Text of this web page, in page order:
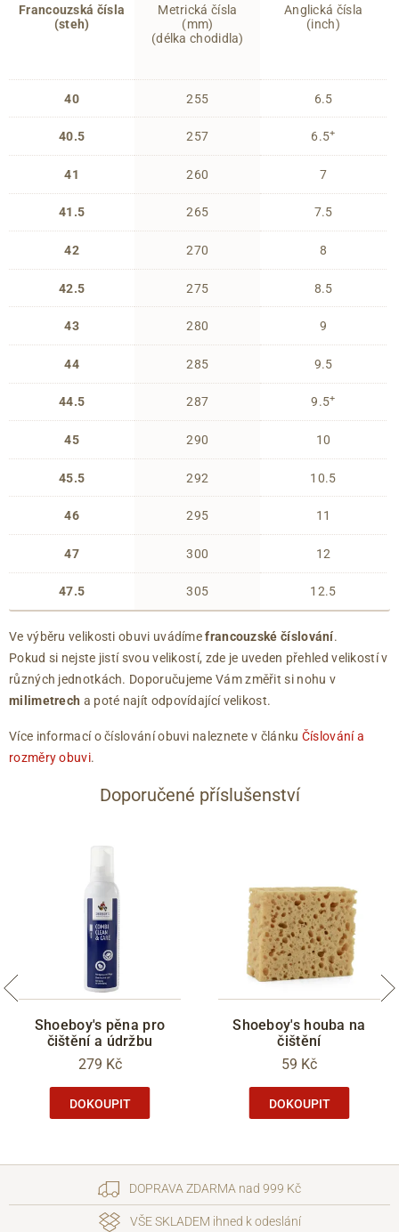
Francouzská čísla
(steh)
40
40.5
41
41.5
42
42.5
43
44
44.5
45
45.5
46
47
47.5
Metrická čísla
(mm)
(délka chodidla)
255
257
260
265
270
275
280
285
287
290
292
295
300
305
Anglická čísla
(inch)
6.5
6.5+
7
7.5
8
8.5
9
9.5
9.5+
10
10.5
11
12
12.5
Ve výběru velikosti obuvi uvádímefrancouzské číslování.
Pokud si nejste jistí svou velikostí, zde je uveden přehled velikostí v
různých jednotkách. Doporučujeme Vám změřit si nohu v
milimetrech a poté najít odpovídající velikost.
Více informací o číslování obuvi naleznete v článku Číslování a
rozměry obuvi.
Doporučené příslušenství
Shoeboy's pěna pro
čištění a údržbu
279 Kč
DOKOUPIT
Shoeboy's houba na
čištění
59 Kč
DOKOUPIT
DOPRAVA ZDARMA nad 999 Kč
VŠE SKLADEM ihned k odeslání